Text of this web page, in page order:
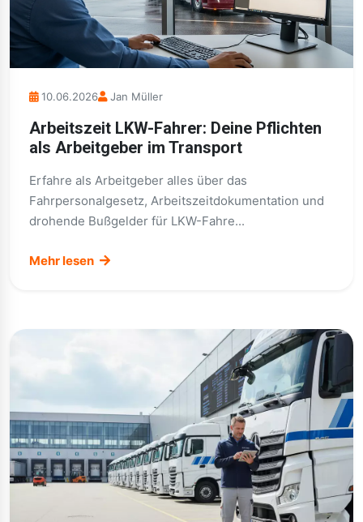
10.06.2026 Jan Müller
Arbeitszeit LKW-Fahrer: Deine Pflichten
als Arbeitgeber im Transport
Erfahre als Arbeitgeber alles über das
Fahrpersonalgesetz, Arbeitszeitdokumentation und
drohende Bußgelder für LKW-Fahre...
Mehr lesen